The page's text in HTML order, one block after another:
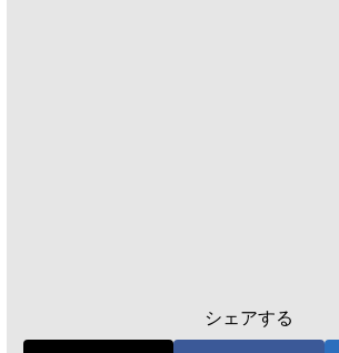
シェアする